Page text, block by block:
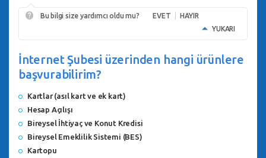
Bu bilgi size yardımcı oldu mu? EVET
HAYIR
YUKARI
İnternet Şubesi üzerinden hangi ürünlere
başvurabilirim?
Kartlar (asıl kart ve ek kart)
Hesap Açılışı
Bireysel İhtiyaç ve Konut Kredisi
Bireysel Emeklilik Sistemi (BES)
Kartopu